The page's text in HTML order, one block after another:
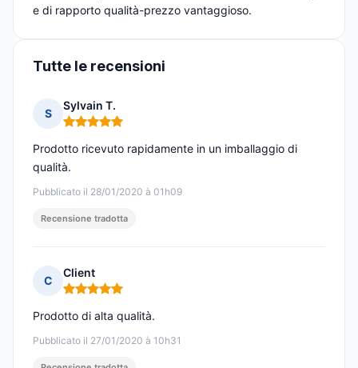
e di rapporto qualità-prezzo vantaggioso.
Tutte le recensioni
S
Sylvain T.
Nota: 5 su 5
Pubblicato il 28/01/2020 à 01h09
Prodotto ricevuto rapidamente in un imballaggio di
qualità.
Recensione tradotta
C
Client
Nota: 5 su 5
Pubblicato il 27/01/2020 à 10h31
Prodotto di alta qualità.